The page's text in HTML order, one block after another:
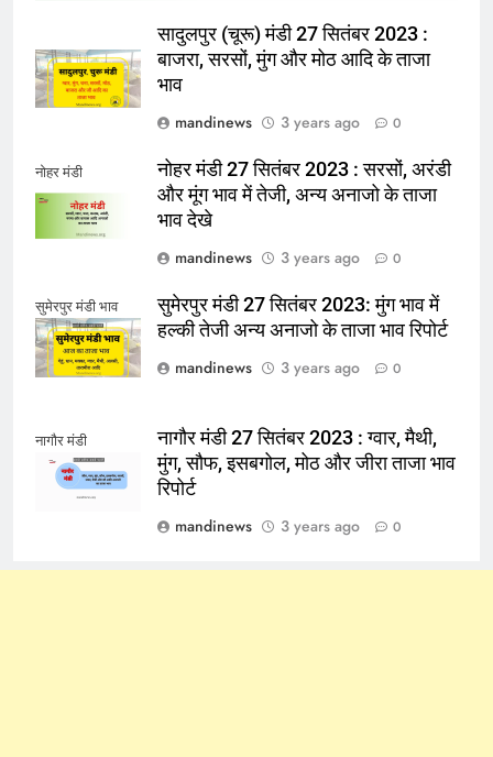
सादुलपुर (चूरू) मंडी 27 सितंबर 2023 :
बाजरा, सरसों, मुंग और मोठ आदि के ताजा
भाव
mandinews
3 years ago 0
नोहर मंडी
नोहर मंडी 27 सितंबर 2023 : सरसों, अरंडी
और मूंग भाव में तेजी, अन्य अनाजो के ताजा
भाव देखे
mandinews
3 years ago 0
सुमेरपुर मंडी भाव
सुमेरपुर मंडी 27 सितंबर 2023: मुंग भाव में
हल्की तेजी अन्य अनाजो के ताजा भाव रिपोर्ट
mandinews
3 years ago 0
नागौर मंडी
नागौर मंडी 27 सितंबर 2023 : ग्वार, मैथी,
मुंग, सौफ, इसबगोल, मोठ और जीरा ताजा भाव
रिपोर्ट
mandinews
3 years ago 0